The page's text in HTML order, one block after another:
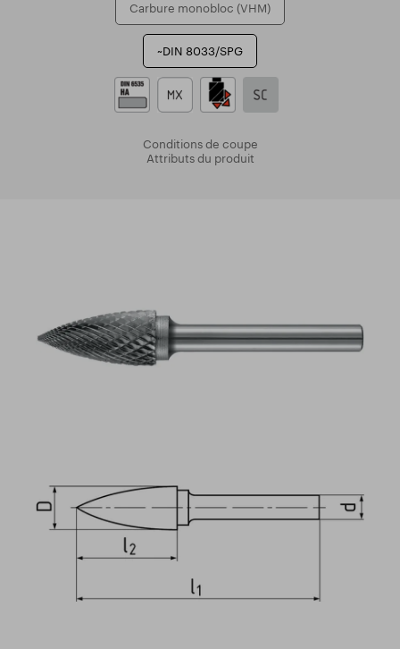
Carbure monobloc (VHM)
~DIN 8033/SPG
Conditions de coupe
Attributs du produit